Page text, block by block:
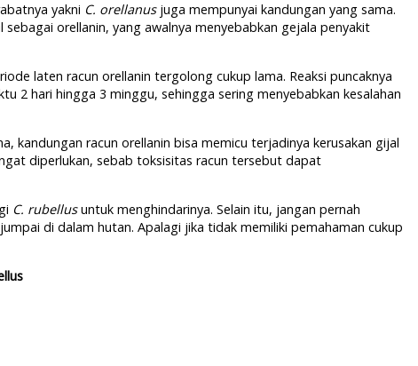
yakni C. orellanus juga mempunyai kandungan yang sama.
sebagai orellanin, yang awalnya menyebabkan gejala penyakit
laten racun orellanin tergolong cukup lama. Reaksi puncaknya
2 hari hingga 3 minggu, sehingga sering menyebabkan kesalahan
kandungan racun orellanin bisa memicu terjadinya kerusakan gijal
diperlukan, sebab toksisitas racun tersebut dapat
C. rubellusuntuk menghindarinya. Selain itu, jangan pernah
di dalam hutan. Apalagi jika tidak memiliki pemahaman cukup